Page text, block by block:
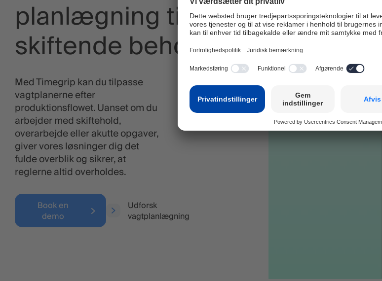
planlægning til
skiftende behov
Med Timegrip kan du tilpasse
vagtplanerne efter
produktionsflowet. Uanset om du
arbejder med skiftehold,
overarbejde eller akutte opgaver,
giver vores løsninger dig det
fulde overblik og sikrer, at
reglerne altid overholdes.
Book en
demo
Udforsk
vagtplanlægning